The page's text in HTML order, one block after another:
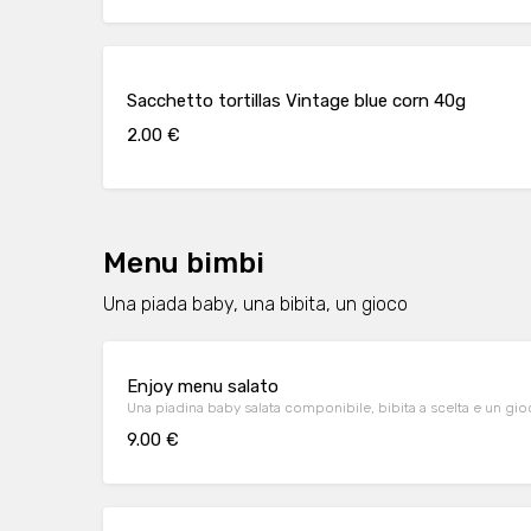
Sacchetto tortillas Vintage blue corn 40g
2.00 €
Menu bimbi
Una piada baby, una bibita, un gioco
Enjoy menu salato
Una piadina baby salata componibile, bibita a scelta e un
9.00 €